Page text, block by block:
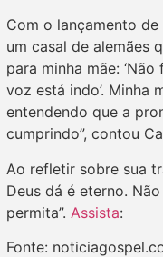
Com o lançamento
um casal de alemães
para minha mãe:
voz está indo’. Minha
entendendo que a
cumprindo”, contou
Ao refletir sobre sua
Deus dá é eterno.
permita”. Assista:
Fonte: